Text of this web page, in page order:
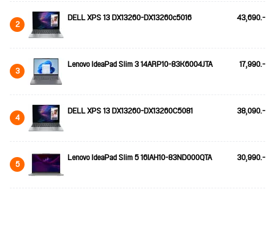
2 DELL XPS 13 DX13260-DX13260c5016 43,690.-
3 Lenovo IdeaPad Slim 3 14ARP10-83K6004JTA 17,990.-
4 DELL XPS 13 DX13260-DX13260C5081 38,090.-
5 Lenovo IdeaPad Slim 5 16IAH10-83ND000QTA 30,990.-